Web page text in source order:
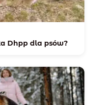
Dhpp dla psów?